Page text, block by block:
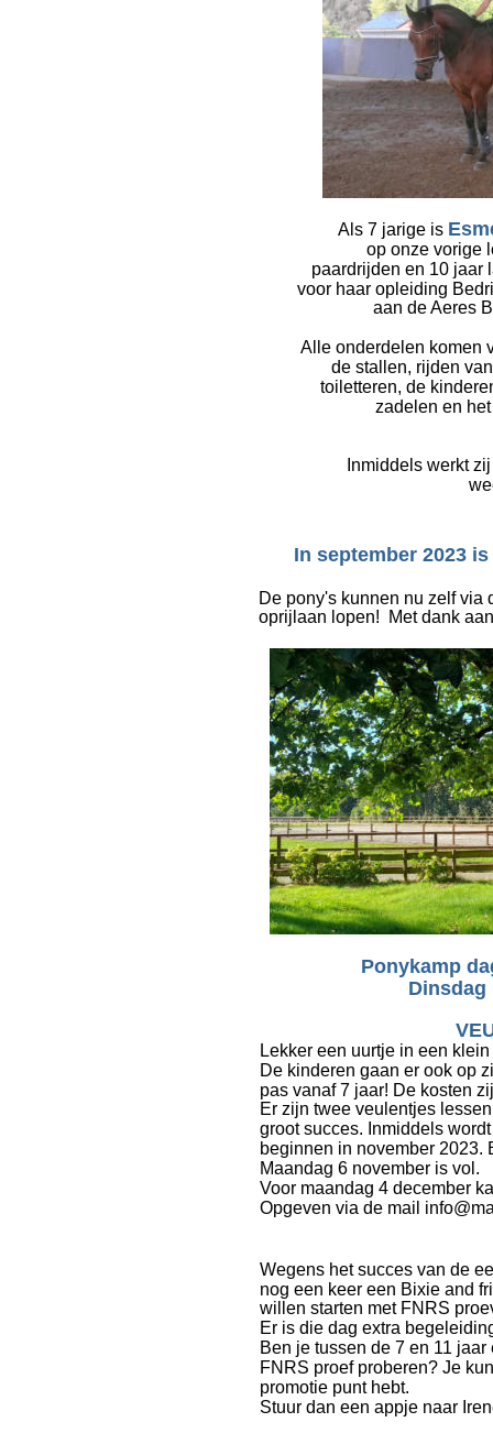
Lekker een uurtje in een
De kinderen gaan er ook op
pas vanaf 7 jaar! De kosten
Er zijn twee veulentjes
groot succes. Inmiddels
beginnen in november 2023.
Maandag 6 november is vol.
Voor maandag 4 december
Opgeven via de mail
Wegens het succes van de
nog een keer een Bixie and
willen starten met FNRS
Er is die dag extra
Ben je tussen de 7 en 11
FNRS proef proberen? Je
promotie punt hebt.
Stuur dan een appje naar
In september 2023
De pony's kunnen nu zelf
oprijlaan lopen!  Met dank
Ponykamp
Dinsdag
Als 7 jarige is
op onze vorige
paardrijden en 10 jaar
voor haar opleiding
aan de Aeres
Alle onderdelen komen
de stallen, rijden
toiletteren, de
zadelen en
Inmiddels werkt